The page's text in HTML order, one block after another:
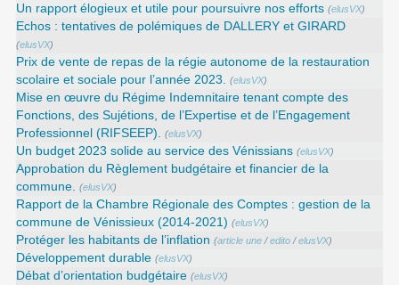
Un rapport élogieux et utile pour poursuivre nos efforts (elusVX)
Echos : tentatives de polémiques de DALLERY et GIRARD
(elusVX)
Prix de vente de repas de la régie autonome de la restauration
scolaire et sociale pour l’année 2023.
(elusVX)
Mise en œuvre du Régime Indemnitaire tenant compte des
Fonctions, des Sujétions, de l’Expertise et de l’Engagement
Professionnel (RIFSEEP).
(elusVX)
Un budget 2023 solide au service des Vénissians (elusVX)
Approbation du Règlement budgétaire et financier de la
commune.
(elusVX)
Rapport de la Chambre Régionale des Comptes : gestion de la
commune de Vénissieux (2014-2021) (elusVX)
Protéger les habitants de l’inflation (article une /edito /elusVX)
Développement durable (elusVX)
Débat d’orientation budgétaire (elusVX)